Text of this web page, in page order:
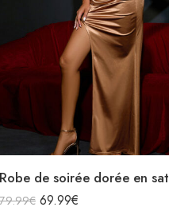
79.99€ 69.99€